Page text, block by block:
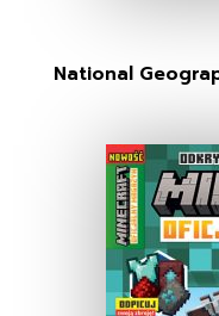
National